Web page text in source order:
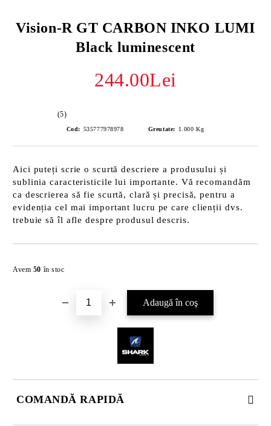
Vision-R GT CARBON INKO LUMI
Black luminescent
244.00Lei
(5)
Cod: 535777978978 Greutate: 1.000 Kg
Aici puteți scrie o scurtă descriere a produsului și
sublinia caracteristicile lui importante. Vă recomandăm
ca descrierea să fie scurtă, clară și precisă, pentru a
evidenția cel mai important lucru pe care clienții dvs.
trebuie să îl afle despre produsul descris.
Avem 50 în stoc
COMANDĂ RAPIDĂ